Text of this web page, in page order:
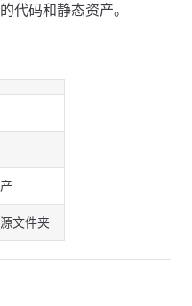
代码和静态资产。
文件夹